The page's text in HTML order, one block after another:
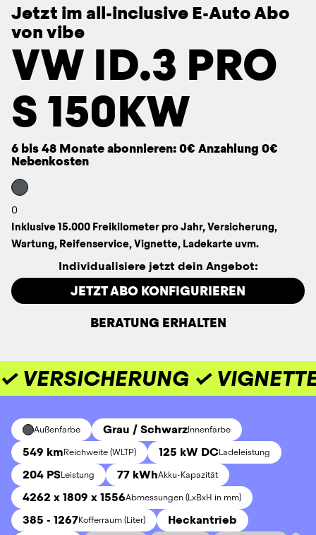
Jetzt im all-inclusive E-Auto Abo
von vibe
VW ID.3 PRO
S 150KW
6 bis 48 Monate abonnieren: 0€ Anzahlung 0€
Nebenkosten
0
Inklusive 15.000 Freikilometer pro Jahr, Versicherung,
Wartung, Reifenservice, Vignette, Ladekarte uvm.
Individualisiere jetzt dein Angebot:
JETZT ABO KONFIGURIEREN
BERATUNG ERHALTEN
✓ VERSICHERUNG ✓
Außenfarbe Grau / SchwarzInnenfarbe
549 kmReichweite (WLTP) 125 kW DCLadeleistung
204 PSLeistung 77 kWhAkku-Kapazität
4262 x 1809 x 1556Abmessungen (LxBxH in mm)
385 - 1267Kofferraum (Liter) Heckantrieb